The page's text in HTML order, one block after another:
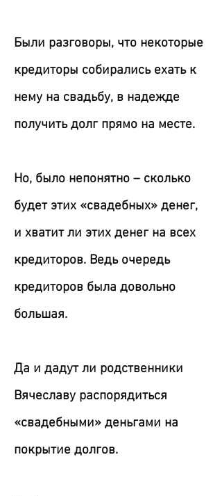
Были разговоры, что некоторые
кредиторы собирались ехать к
нему на свадьбу, в надежде
получить долг прямо на месте.
Но, было непонятно – сколько
будет этих «свадебных» денег,
и хватит ли этих денег на всех
кредиторов. Ведь очередь
кредиторов была довольно
большая.
Да и дадут ли родственники
Вячеславу распорядиться
«свадебными» деньгами на
покрытие долгов.